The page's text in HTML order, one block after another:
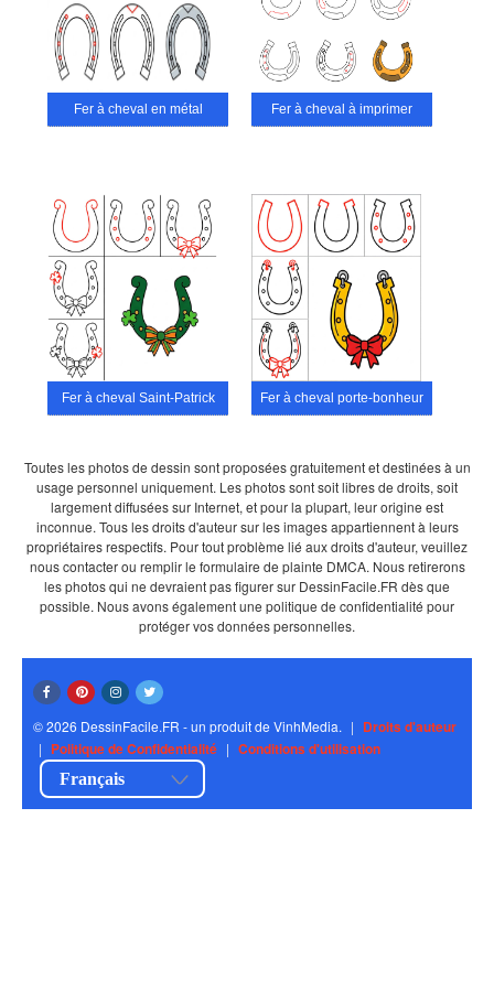
Fer à cheval en métal Fer à cheval à imprimer
Fer à cheval Saint-Patrick Fer à cheval porte-bonheur
Toutes les photos de dessin sont proposées gratuitement et destinées à un
usage personnel uniquement. Les photos sont soit libres de droits, soit
largement diffusées sur Internet, et pour la plupart, leur origine est
inconnue. Tous les droits d'auteur sur les images appartiennent à leurs
propriétaires respectifs. Pour tout problème lié aux droits d'auteur, veuillez
nous contacter ou remplir le formulaire de plainte DMCA. Nous retirerons
les photos qui ne devraient pas figurer sur DessinFacile.FR dès que
possible. Nous avons également une politique de confidentialité pour
protéger vos données personnelles.
© 2026 DessinFacile.FR - un produit de VinhMedia. | Droits d'auteur
| Politique de Confidentialité | Conditions d'utilisation
Français